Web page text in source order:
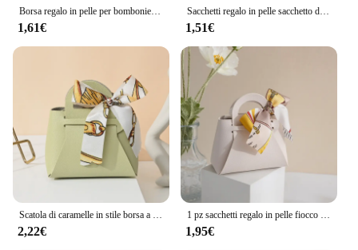
Borsa regalo in pelle per bomboniere Scatola di caramelle Papillon personalizzato Eid Mubarak Sacchetti portatili per imballaggio di gioielli per caramelle all'ingrosso
1,61€
Sacchetti regalo in pelle sacchetto di imballaggio con nastro a fiocco sacchetti di distribuzione di bomboniere Eid Mubarak scatola di imballaggio per caramelle Mini borsa
1,51€
Scatola di caramelle in stile borsa a nastro scatole di caramelle per matrimoni Creative europee borsa di caramelle portatile in pelle Ins confezione regalo posteriore di caramelle
2,22€
1 pz sacchetti regalo in pelle fiocco nastro sacchetto di imballaggio bomboniere sacchetti Eid Mubarak scatola di imballaggio caramelle Mini borsa
1,95€